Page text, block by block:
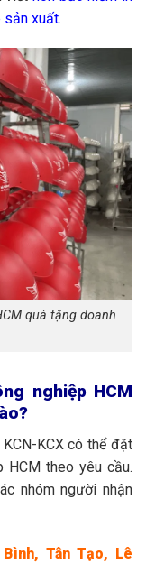
sản xuất.
quà tặng doanh
nghiệp HCM
KCX có thể đặt
HCM theo yêu cầu.
nhóm người nhận
Tân Tạo, Lê